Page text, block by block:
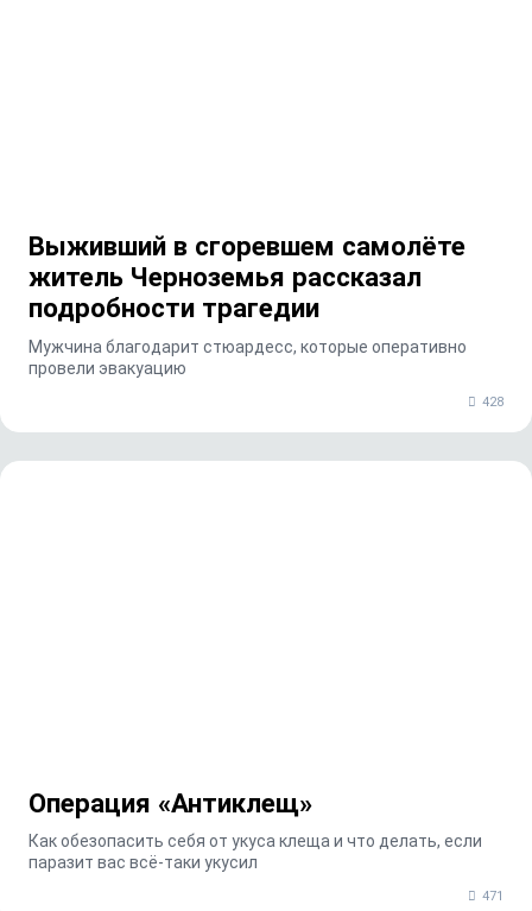
Выживший в сгоревшем самолёте
житель Черноземья рассказал
подробности трагедии
Мужчина благодарит стюардесс, которые оперативно
провели эвакуацию
428
Операция «Антиклещ»
Как обезопасить себя от укуса клеща и что делать, если
паразит вас всё-таки укусил
471